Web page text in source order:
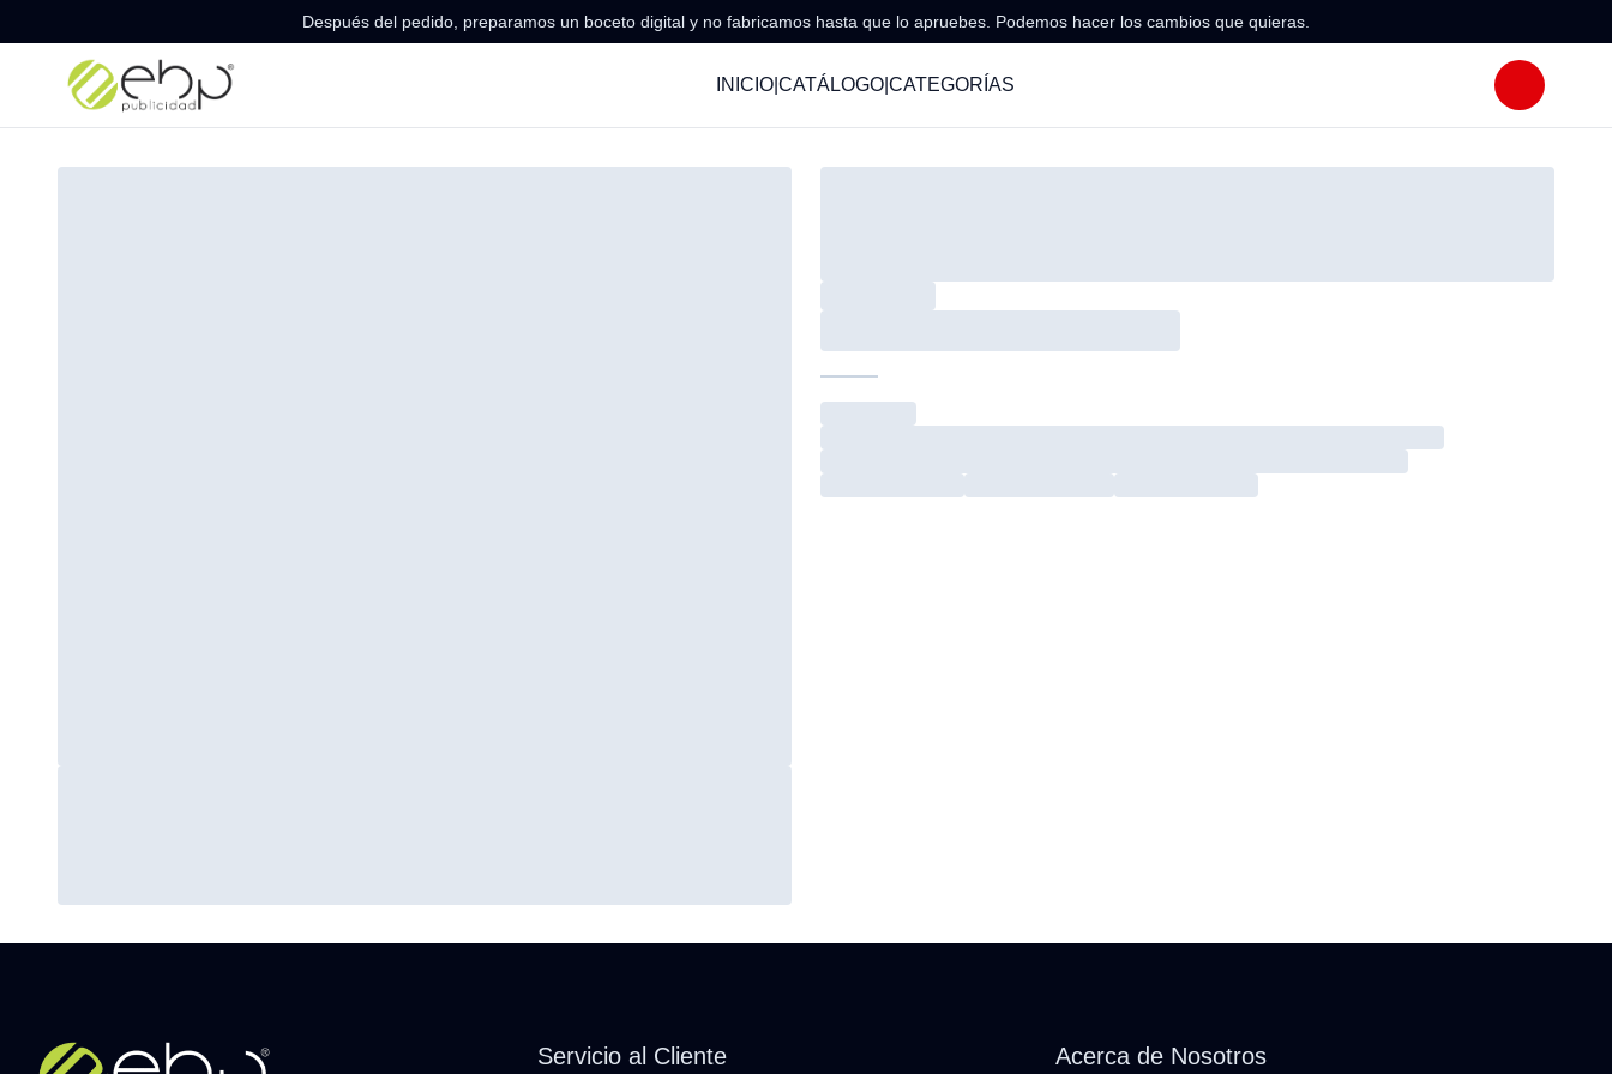
Después del pedido, preparamos un boceto digital y no fabricamos hasta que lo apruebes. Podemos hacer los cambios que quieras.
INICIO| CATÁLOGO| CATEGORÍAS
Servicio al Cliente Acerca de Nosotros